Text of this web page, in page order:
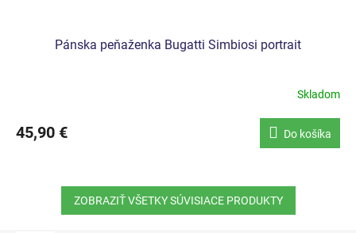
Pánska peňaženka Bugatti Simbiosi portrait
Skladom
45,90 € Do košíka
ZOBRAZIŤ VŠETKY SÚVISIACE PRODUKTY